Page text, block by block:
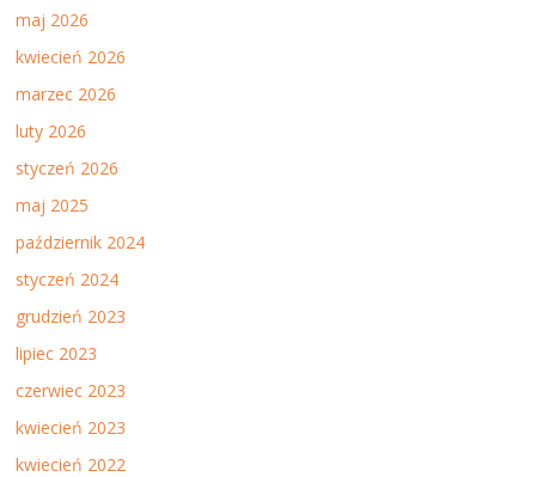
maj 2026
kwiecień 2026
marzec 2026
luty 2026
styczeń 2026
maj 2025
październik 2024
styczeń 2024
grudzień 2023
lipiec 2023
czerwiec 2023
kwiecień 2023
kwiecień 2022